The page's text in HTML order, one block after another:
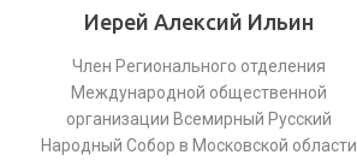
Иерей Алексий Ильин
Член Регионального отделения
Международной общественной
организации Всемирный Русский
Народный Собор в Московской области